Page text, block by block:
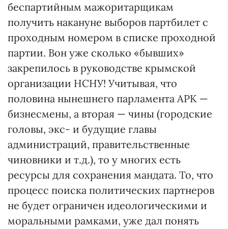
беспартийным мажоритарщикам
получить накануне выборов партбилет с
проходным номером в списке проходной
партии. Вон уже сколько «бывших»
закрепилось в руководстве крымской
организации НСНУ! Учитывая, что
половина нынешнего парламента АРК —
бизнесмены, а вторая — чины (городские
головы, экс- и будущие главы
администраций, правительственные
чиновники и т.д.), то у многих есть
ресурсы для сохранения мандата. То, что
процесс поиска политических партнеров
не будет ограничен идеологическими и
моральными рамками, уже дал понять